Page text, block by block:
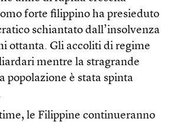
forte filippino ha presieduto
schiantato dall’insolvenza
ottanta. Gli accoliti di regime
mentre la stragrande
popolazione è stata spinta
le Filippine continueranno